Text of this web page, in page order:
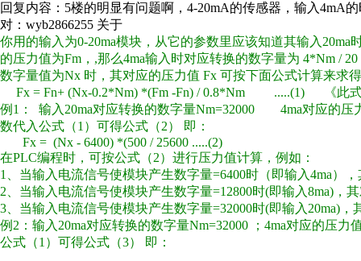
回复内容：5楼的明显有问题啊，4-20mA的传感器，输入4mA
对：wyb2866255 关于
你用的输入为0-20ma模块，从它的参数里应该知道其输入
的压力值为Fm，,那么4ma输入时对应转换的数字量为 4*Nm /
数字量值为Nx 时，其对应的压力值 Fx 可按下面公式计算来求
Fx = Fn+ (Nx-0.2*Nm) *(Fm -Fn) / 0.8*Nm .....(1) 《此式
例1： 输入20ma对应转换的数字量Nm=32000 4ma对应的
数代入公式（1）可得公式（2） 即：
Fx = (Nx - 6400) *(500 / 25600 .....(2)
在PLC编程时，可按公式（2）进行压力值计算，例如：
1、当输入电流信号使模块产生数字量=6400时（即输入4ma）
2、当输入电流信号使模块产生数字量=12800时(即输入8ma)，
3、当输入电流信号使模块产生数字量=32000时(即输入20ma)，
例2：输入20ma对应转换的数字量Nm=32000 ；4ma对应的压
公式（1）可得公式（3） 即：